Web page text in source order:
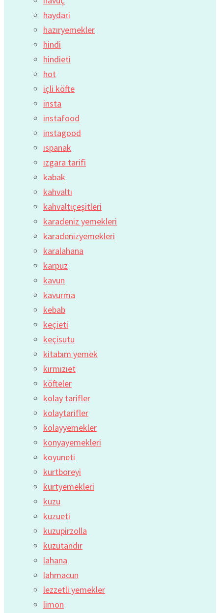
haydari
hazıryemekler
hindi
hindieti
hot
içli köfte
insta
instafood
instagood
ıspanak
ızgara tarifi
kabak
kahvaltı
kahvaltıçeşitleri
karadeniz yemekleri
karadenizyemekleri
karalahana
karpuz
kavun
kavurma
kebab
keçieti
keçisutu
kitabım yemek
kırmızıet
köfteler
kolay tarifler
kolaytarifler
kolayyemekler
konyayemekleri
koyuneti
kurtboreyi
kurtyemekleri
kuzu
kuzueti
kuzupirzolla
kuzutandır
lahana
lahmacun
lezzetli yemekler
limon